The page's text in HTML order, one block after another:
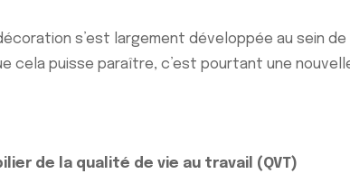
s’est largement développée au sein
cela puisse paraître, c’est pourtant une
de la qualité de vie au travail (QVT)